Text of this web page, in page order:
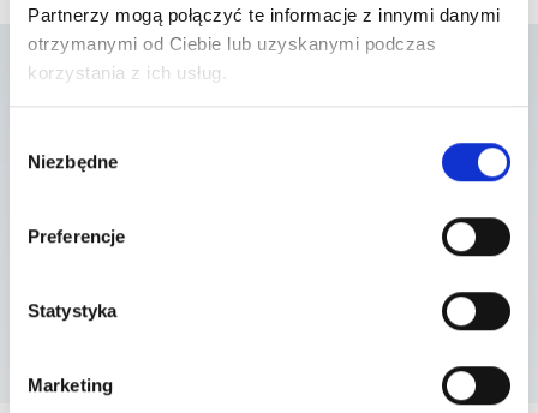
Partnerzy mogą połączyć te informacje z innymi danymi
otrzymanymi od Ciebie lub uzyskanymi podczas
korzystania z ich usług.
zgody
Niezbędne
Preferencje
Statystyka
Marketing
których usługa jest
dostępna
ul. A. Mickiewicza 39 , 05-500 Piaseczno